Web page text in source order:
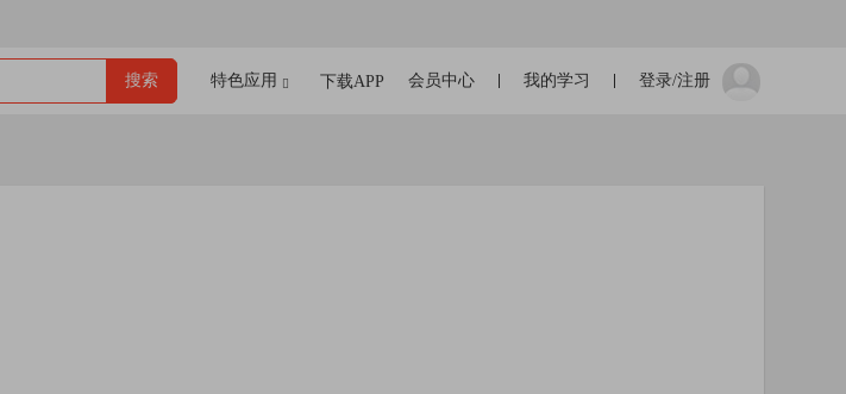
搜索 特色应用 下载APP 登录/注册
我的学习
会员中心